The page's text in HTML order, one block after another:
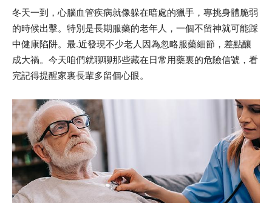
冬天一到，心腦血管疾病就像躲在暗處的獵手，專挑身體脆弱
的時候出擊。特別是長期服藥的老年人，一個不留神就可能踩
中健康陷阱。最.近發現不少老人因為忽略服藥細節，差點釀
成大禍。今天咱們就聊聊那些藏在日常用藥裏的危險信號，看
完記得提醒家裏長輩多留個心眼。